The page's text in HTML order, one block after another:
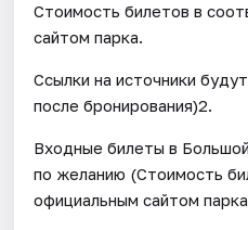
Стоимость билетов в
сайтом парка.
Ссылки на источники
после бронирования)2.
Входные билеты в
по желанию (Стоимость
официальным сайтом